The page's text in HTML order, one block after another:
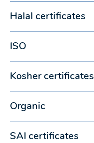
Halal certificates
ISO
Kosher certificates
Organic
SAI certificates